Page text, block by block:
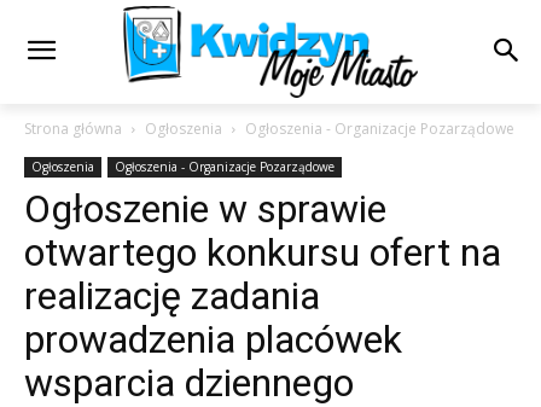
Strona główna Ogłoszenia Ogłoszenia - Organizacje Pozarządowe
Ogłoszenia Ogłoszenia - Organizacje Pozarządowe
Ogłoszenie w sprawie
otwartego konkursu ofert na
realizację zadania
prowadzenia placówek
wsparcia dziennego